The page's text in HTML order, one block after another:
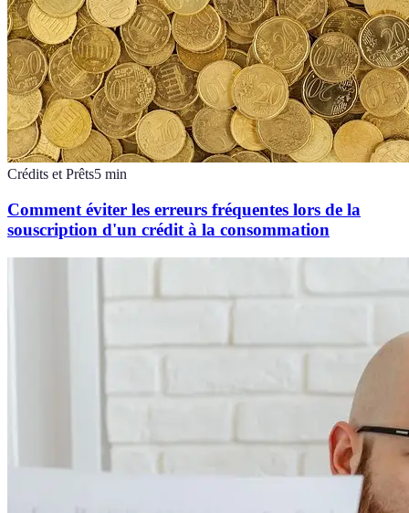
Crédits et Prêts5 min
Comment éviter les erreurs fréquentes lors de la
souscription d'un crédit à la consommation